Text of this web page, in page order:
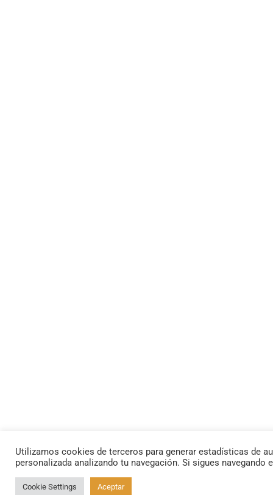
Utilizamos cookies de terceros para generar estadísticas de
personalizada analizando tu navegación. Si sigues navegando
Cookie Settings Aceptar